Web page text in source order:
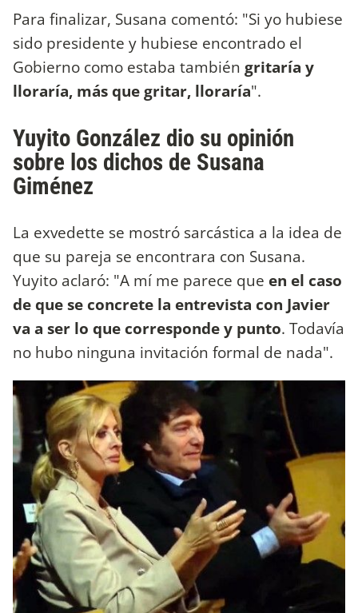
Para finalizar, Susana comentó: "Si yo hubiese
sido presidente y hubiese encontrado el
Gobierno como estaba también gritaría y
lloraría, más que gritar, lloraría".
Yuyito González dio su opinión
sobre los dichos de Susana
Giménez
La exvedette se mostró sarcástica a la idea de
que su pareja se encontrara con Susana.
Yuyito aclaró: "A mí me parece que en el caso
de que se concrete la entrevista con Javier
va a ser lo que corresponde y punto. Todavía
no hubo ninguna invitación formal de nada".